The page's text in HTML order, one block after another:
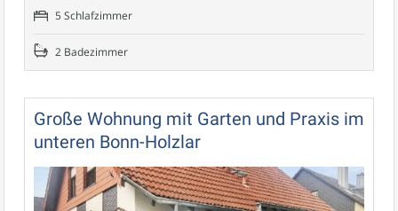
5 Schlafzimmer
2 Badezimmer
Große Wohnung mit Garten und Praxis im
unteren Bonn-Holzlar